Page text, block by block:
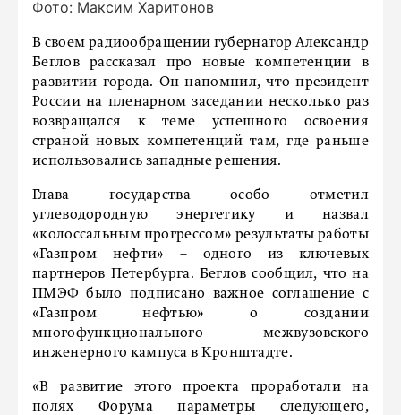
Фото: Максим Харитонов
В своем радиообращении губернатор Александр
Беглов рассказал про новые компетенции в
развитии города. Он напомнил, что президент
России на пленарном заседании несколько раз
возвращался к теме успешного освоения
страной новых компетенций там, где раньше
использовались западные решения.
Глава государства особо отметил
углеводородную энергетику и назвал
«колоссальным прогрессом» результаты работы
«Газпром нефти» – одного из ключевых
партнеров Петербурга. Беглов сообщил, что на
ПМЭФ было подписано важное соглашение с
«Газпром нефтью» о создании
многофункционального межвузовского
инженерного кампуса в Кронштадте.
«В развитие этого проекта проработали на
полях Форума параметры следующего,